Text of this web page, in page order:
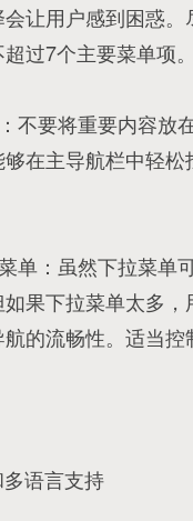
让用户感到困惑
过7个主要菜单项。
不要将重要内容放
在主导航栏中轻松
单：虽然下拉菜单
果下拉菜单太多，
的流畅性。适当控
语言支持